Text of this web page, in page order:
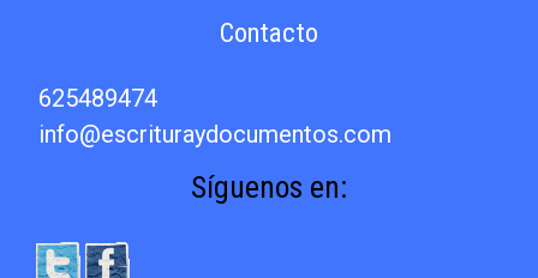
Contacto
625489474
info@escrituraydocumentos.com
Síguenos en: